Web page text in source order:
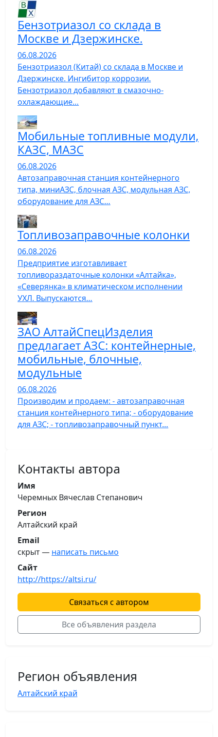
Бензотриазол со склада в
Москве и Дзержинске.
06.08.2026
Бензотриазол (Китай) со склада в Москве и
Дзержинске. Ингибитор коррозии.
Бензотриазол добавляют в смазочно-
охлаждающие…
Мобильные топливные модули,
КАЗС, МАЗС
06.08.2026
Автозаправочная станция контейнерного
типа, миниАЗС, блочная АЗС, модульная АЗС,
оборудование для АЗС…
Топливозаправочные колонки
06.08.2026
Предприятие изготавливает
топливораздаточные колонки «Алтайка»,
«Северянка» в климатическом исполнении
УХЛ. Выпускаются…
ЗАО АлтайСпецИзделия
предлагает АЗС: контейнерные,
мобильные, блочные,
модульные
06.08.2026
Производим и продаем: - автозаправочная
станция контейнерного типа; - оборудование
для АЗС; - топливозаправочный пункт…
Контакты автора
Имя
Черемных Вячеслав Степанович
Регион
Алтайский край
Email
скрыт — написать письмо
Сайт
http://https://altsi.ru/
Связаться с автором
Все объявления раздела
Регион объявления
Алтайский край